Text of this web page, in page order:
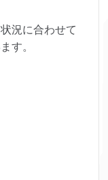
況に合わせて
す。